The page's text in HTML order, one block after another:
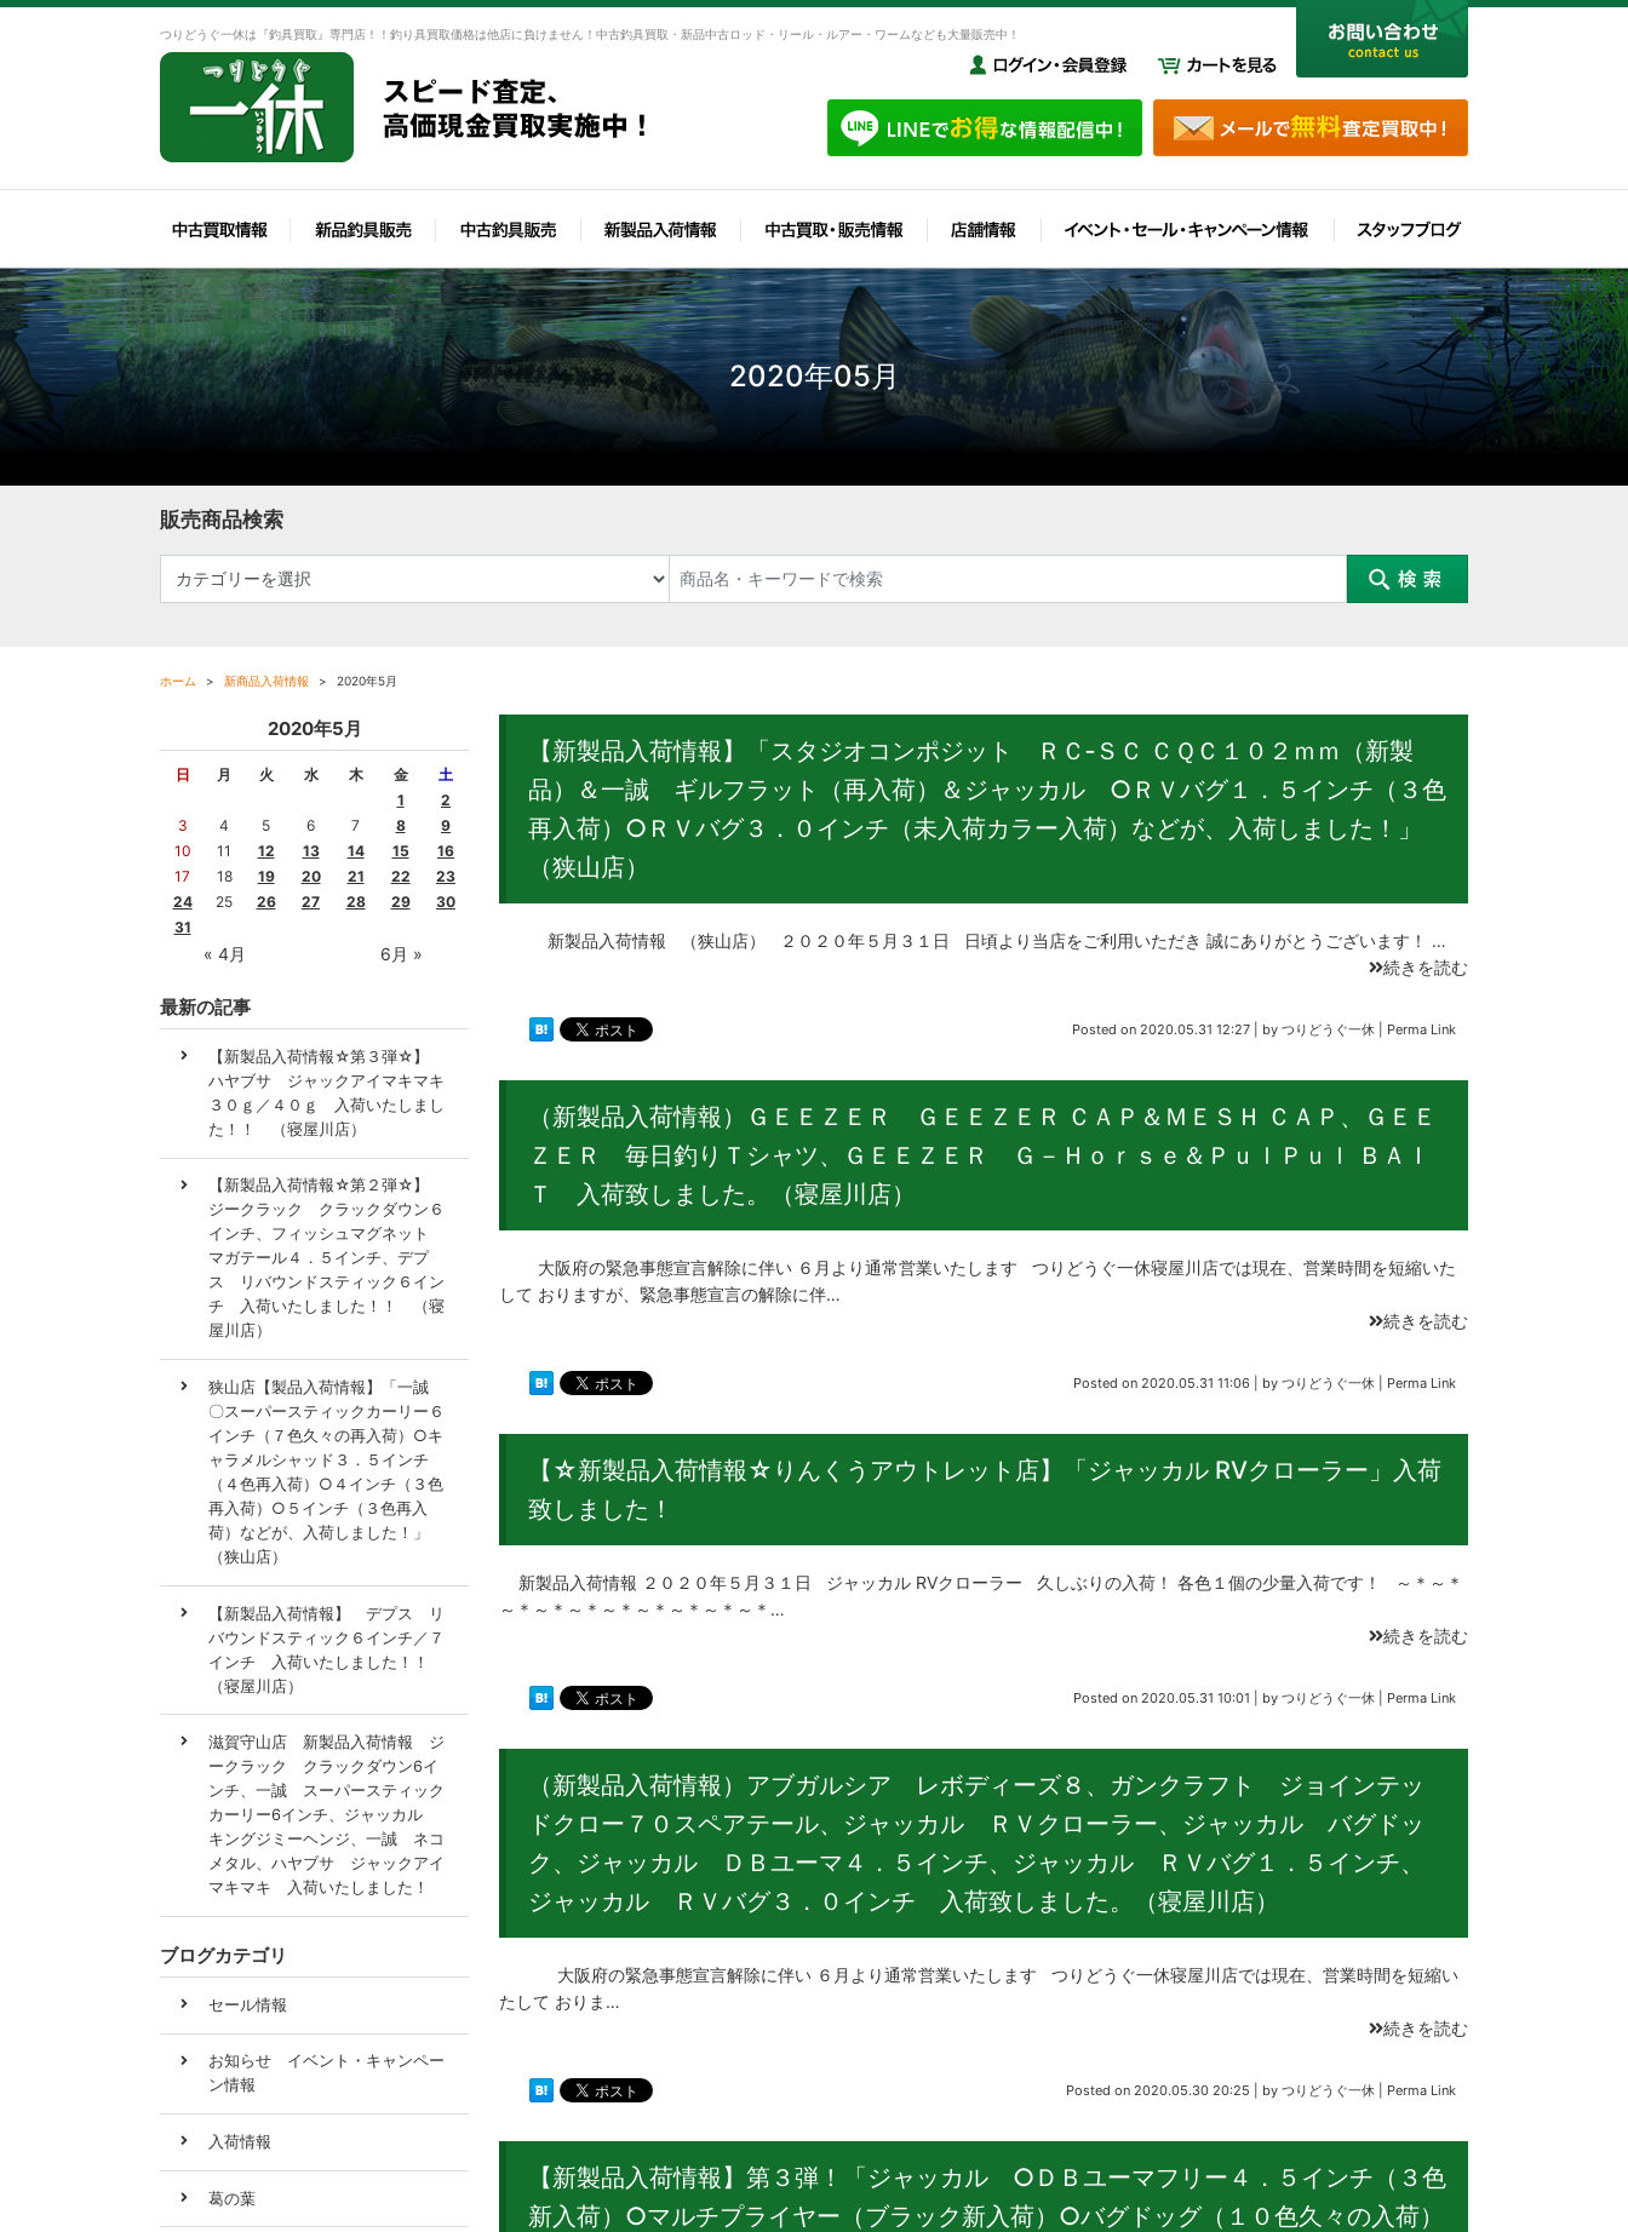
つりどうぐ一休は『釣具買取』専門店！！釣り具買取価格は他店に負けません！中古釣具買取・新品中古ロッド・リール・ルアー・ワームなども大量販売中！
2020年05月
販売商品検索
ホーム 新商品入荷情報 2020年5月
【新製品入荷情報】「スタジオコンポジット ＲＣ‐ＳＣ ＣＱＣ１０２ｍｍ（新製
品）＆一誠 ギルフラット（再入荷）＆ジャッカル ○ＲＶバグ１．５インチ（３色
再入荷）○ＲＶバグ３．０インチ（未入荷カラー入荷）などが、入荷しました！」
（狭山店）
新製品入荷情報 （狭山店） ２０２０年５月３１日 日頃より当店をご利用いただき 誠にありがとうございます！ …
続きを読む
Posted on 2020.05.31 12:27 by つりどうぐ一休 Perma Link
（新製品入荷情報）ＧＥＥＺＥＲ ＧＥＥＺＥＲ ＣＡＰ＆ＭＥＳＨ ＣＡＰ、ＧＥＥ
ＺＥＲ 毎日釣りＴシャツ、ＧＥＥＺＥＲ Ｇ－Ｈｏｒｓｅ＆ＰｕｌＰｕｌ ＢＡＩ
Ｔ 入荷致しました。（寝屋川店）
大阪府の緊急事態宣言解除に伴い ６月より通常営業いたします つりどうぐ一休寝屋川店では現在、営業時間を短縮いた
して おりますが、緊急事態宣言の解除に伴…
続きを読む
Posted on 2020.05.31 11:06 by つりどうぐ一休 Perma Link
【☆新製品入荷情報☆りんくうアウトレット店】「ジャッカル RVクローラー」入荷
致しました！
新製品入荷情報 ２０２０年５月３１日 ジャッカル RVクローラー 久しぶりの入荷！ 各色１個の少量入荷です！ ～＊～＊
～＊～＊～＊～＊～＊～＊～＊～＊…
続きを読む
Posted on 2020.05.31 10:01 by つりどうぐ一休 Perma Link
（新製品入荷情報）アブガルシア レボディーズ８、ガンクラフト ジョインテッ
ドクロー７０スペアテール、ジャッカル ＲＶクローラー、ジャッカル バグドッ
ク、ジャッカル ＤＢユーマ４．５インチ、ジャッカル ＲＶバグ１．５インチ、
ジャッカル ＲＶバグ３．０インチ 入荷致しました。（寝屋川店）
大阪府の緊急事態宣言解除に伴い ６月より通常営業いたします つりどうぐ一休寝屋川店では現在、営業時間を短縮い
たして おりま…
続きを読む
Posted on 2020.05.30 20:25 by つりどうぐ一休 Perma Link
【新製品入荷情報】第３弾！「ジャッカル ○ＤＢユーマフリー４．５インチ（３色
新入荷）○マルチプライヤー（ブラック新入荷）○バグドッグ（１０色久々の入荷）
2020年5月
日 月 火 水 木 金 土
« 4月 6月 »
1
2
3
4 5 6 7 8
9
10
11 12 13 14 15
16
17
18 19 20 21 22
23
24
25 26 27 28 29
30
31
最新の記事
【新製品入荷情報☆第３弾☆】
ハヤブサ ジャックアイマキマキ
３０ｇ／４０ｇ 入荷いたしまし
た！！ （寝屋川店）
【新製品入荷情報☆第２弾☆】
ジークラック クラックダウン６
インチ、フィッシュマグネット
マガテール４．５インチ、デプ
ス リバウンドスティック６イン
チ 入荷いたしました！！ （寝
屋川店）
狭山店【製品入荷情報】「一誠
〇スーパースティックカーリー６
インチ（７色久々の再入荷）○キ
ャラメルシャッド３．５インチ
（４色再入荷）○４インチ（３色
再入荷）○５インチ（３色再入
荷）などが、入荷しました！」
（狭山店）
【新製品入荷情報】 デプス リ
バウンドスティック６インチ／７
インチ 入荷いたしました！！
（寝屋川店）
滋賀守山店 新製品入荷情報 ジ
ークラック クラックダウン6イ
ンチ、一誠 スーパースティック
カーリー6インチ、ジャッカル
キングジミーヘンジ、一誠 ネコ
メタル、ハヤブサ ジャックアイ
マキマキ 入荷いたしました！
ブログカテゴリ
セール情報
お知らせ イベント・キャンペー
ン情報
入荷情報
葛の葉